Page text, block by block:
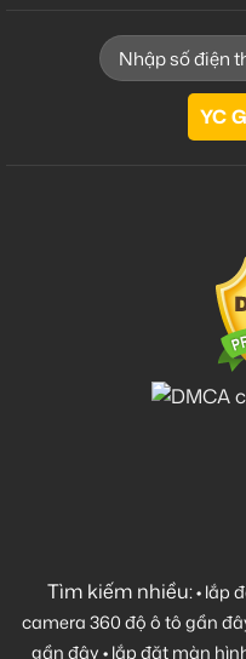
Tìm kiếm nhiều:•lắp
camera 360 độ ô tô gần
gần đây•lắp đặt màn